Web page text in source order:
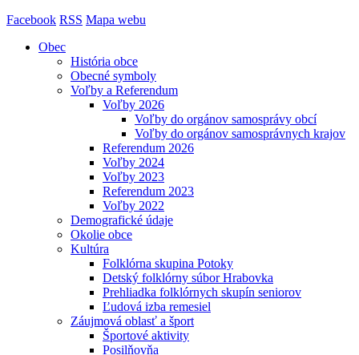
Facebook RSS Mapa webu
Obec
História obce
Obecné symboly
Voľby a Referendum
Voľby 2026
Voľby do orgánov samosprávy obcí
Voľby do orgánov samosprávnych krajov
Referendum 2026
Voľby 2024
Voľby 2023
Referendum 2023
Voľby 2022
Demografické údaje
Okolie obce
Kultúra
Folklórna skupina Potoky
Detský folklórny súbor Hrabovka
Prehliadka folklórnych skupín seniorov
Ľudová izba remesiel
Záujmová oblasť a šport
Športové aktivity
Posilňovňa